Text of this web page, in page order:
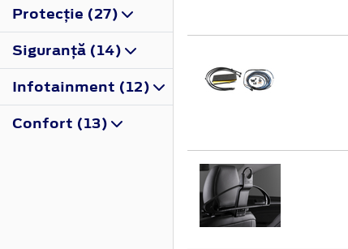
Protecţie (27)
Siguranţă (14)
Infotainment (12)
Confort (13)